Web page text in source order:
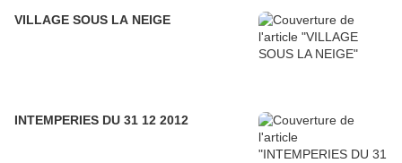
VILLAGE SOUS LA NEIGE
INTEMPERIES DU 31 12 2012